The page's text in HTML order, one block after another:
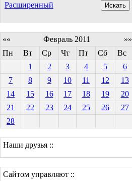
Расширенный
«« Февраль 2011
»»
Пн
Вт Ср Чт Пт Сб
Вс
1
2 3 4 5
6
7
8 9 10 11 12
13
14
15 16 17 18 19
20
21
22 23 24 25 26
27
28
Наши друзья ::
Сайтом управляют ::